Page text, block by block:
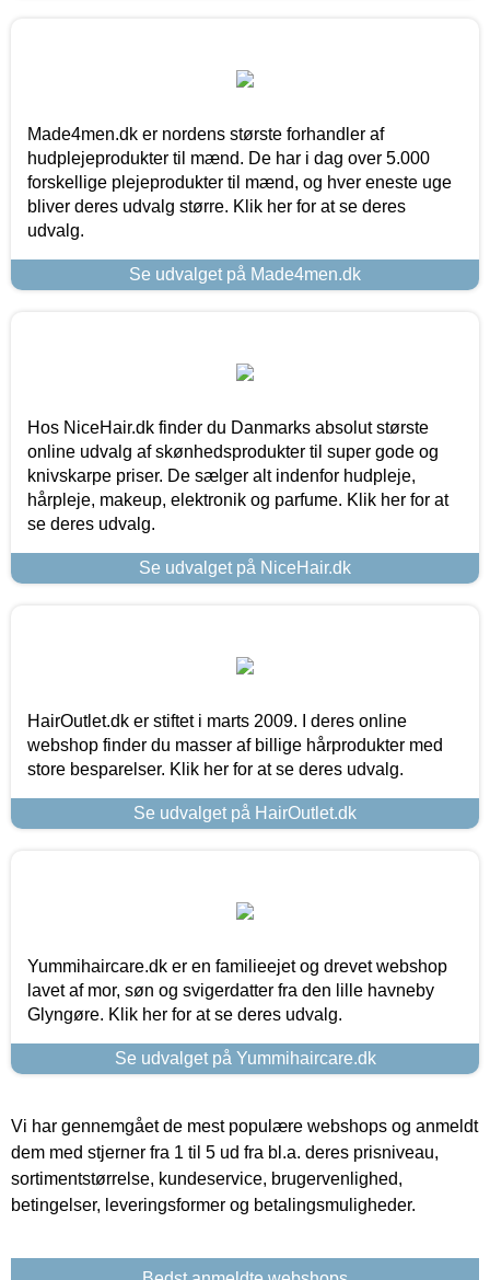
Made4men.dk er nordens største forhandler af
hudplejeprodukter til mænd. De har i dag over 5.000
forskellige plejeprodukter til mænd, og hver eneste uge
bliver deres udvalg større. Klik her for at se deres
udvalg.
Se udvalget på Made4men.dk
Hos NiceHair.dk finder du Danmarks absolut største
online udvalg af skønhedsprodukter til super gode og
knivskarpe priser. De sælger alt indenfor hudpleje,
hårpleje, makeup, elektronik og parfume. Klik her for at
se deres udvalg.
Se udvalget på NiceHair.dk
HairOutlet.dk er stiftet i marts 2009. I deres online
webshop finder du masser af billige hårprodukter med
store besparelser. Klik her for at se deres udvalg.
Se udvalget på HairOutlet.dk
Yummihaircare.dk er en familieejet og drevet webshop
lavet af mor, søn og svigerdatter fra den lille havneby
Glyngøre. Klik her for at se deres udvalg.
Se udvalget på Yummihaircare.dk
Vi har gennemgået de mest populære webshops og anmeldt
dem med stjerner fra 1 til 5 ud fra bl.a. deres prisniveau,
sortimentstørrelse, kundeservice, brugervenlighed,
betingelser, leveringsformer og betalingsmuligheder.